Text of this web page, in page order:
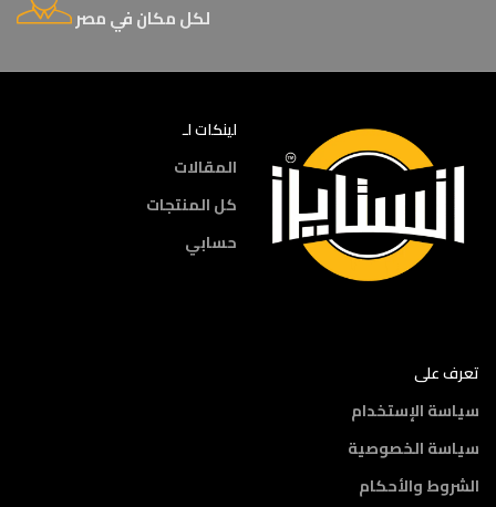
لكل مكان في مصر
لينكات لـ
المقالات
كل المنتجات
حسابي
تعرف على
سياسة الإستخدام
سياسة الخصوصية
الشروط والأحكام